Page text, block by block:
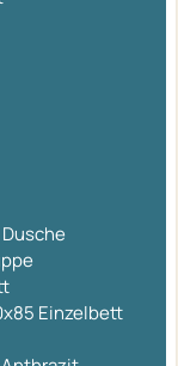
Einzelbett